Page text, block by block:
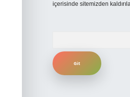
içerisinde sitemizden